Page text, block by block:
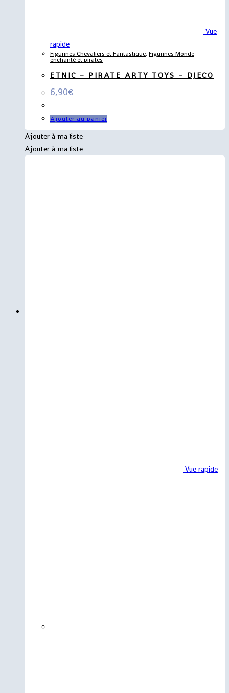
Vue
rapide
Figurines Chevaliers et Fantastique,Figurines Monde
enchanté et pirates
ETNIC – PIRATE ARTY TOYS – DJECO
6,90€
Ajouter au panier
Ajouter à ma liste
Ajouter à ma liste
Vue rapide